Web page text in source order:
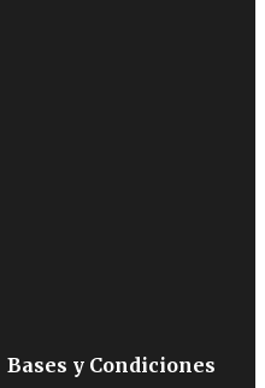
Bases y Condiciones